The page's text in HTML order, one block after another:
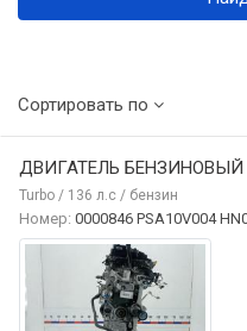
Сортировать по
ДВИГАТЕЛЬ БЕНЗИНОВЫЙ
Turbo / 136 л.с / бензин
Номер: 0000846 PSA10V004